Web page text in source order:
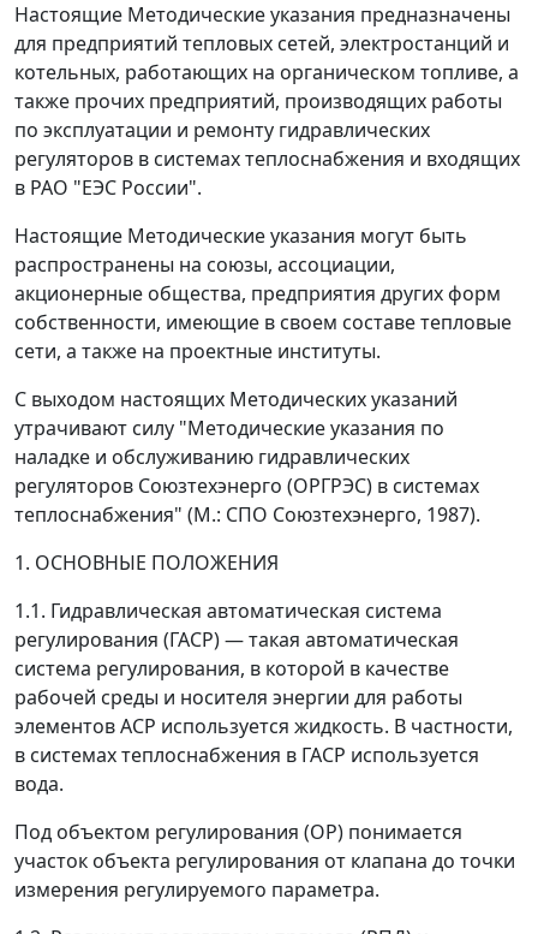
Настоящие Методические указания предназначены
для предприятий тепловых сетей, электростанций и
котельных, работающих на органическом топливе, а
также прочих предприятий, производящих работы
по эксплуатации и ремонту гидравлических
регуляторов в системах теплоснабжения и входящих
в РАО "ЕЭС России".
Настоящие Методические указания могут быть
распространены на союзы, ассоциации,
акционерные общества, предприятия других форм
собственности, имеющие в своем составе тепловые
сети, а также на проектные институты.
С выходом настоящих Методических указаний
утрачивают силу "Методические указания по
наладке и обслуживанию гидравлических
регуляторов Союзтехэнерго (ОРГРЭС) в системах
теплоснабжения" (М.: СПО Союзтехэнерго, 1987).
1. ОСНОВНЫЕ ПОЛОЖЕНИЯ
1.1. Гидравлическая автоматическая система
регулирования (ГАСР)—такая автоматическая
система регулирования, в которой в качестве
рабочей среды и носителя энергии для работы
элементов АСР используется жидкость. В частности,
в системах теплоснабжения в ГАСР используется
вода.
Под объектом регулирования (ОР) понимается
участок объекта регулирования от клапана до точки
измерения регулируемого параметра.